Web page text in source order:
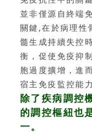
並非僅源自終端
關鍵,在於病理性
髓生成持續失控
衡，促使免疫抑
胞過度擴增，進
宿主免疫監控能
除了疾病調控
的調控樞紐也
一。